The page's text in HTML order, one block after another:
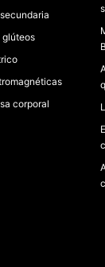
glúteos
corporal